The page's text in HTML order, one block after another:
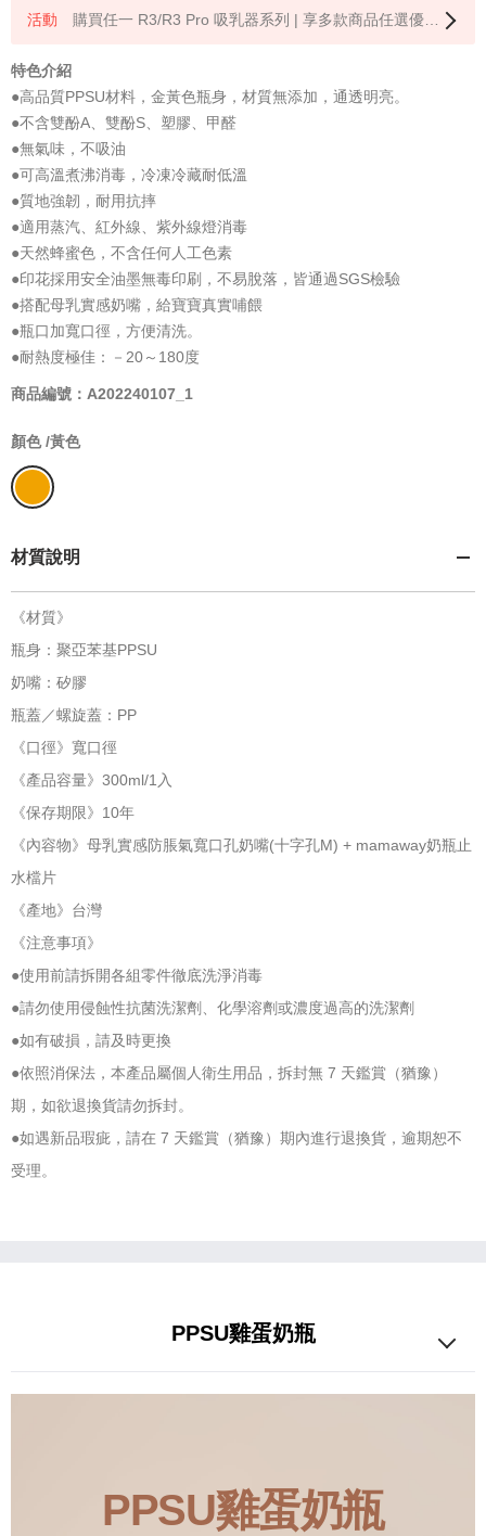
購買任一 R3/R3 Pro 吸乳器系列 | 享多款商品任選優惠加購 1 件
特色介紹
●高品質PPSU材料，金黃色瓶身，材質無添加，通透明亮。
●不含雙酚A、雙酚S、塑膠、甲醛
●無氣味，不吸油
●可高溫煮沸消毒，冷凍冷藏耐低溫
●質地強韌，耐用抗摔
●適用蒸汽、紅外線、紫外線燈消毒
●天然蜂蜜色，不含任何人工色素
●印花採用安全油墨無毒印刷，不易脫落，皆通過SGS檢驗
●搭配母乳實感奶嘴，給寶寶真實哺餵
●瓶口加寬口徑，方便清洗。
●耐熱度極佳：－20～180度
商品編號：A202240107_1
顏色 /黃色
材質說明
《材質》
瓶身：聚亞苯基PPSU
奶嘴：矽膠
瓶蓋／螺旋蓋：PP
《口徑》寬口徑
《產品容量》300ml/1入
《保存期限》10年
《內容物》母乳實感防脹氣寬口孔奶嘴(十字孔M) + mamaway奶瓶止
水檔片
《產地》台灣
《注意事項》
●使用前請拆開各組零件徹底洗淨消毒
●請勿使用侵蝕性抗菌洗潔劑、化學溶劑或濃度過高的洗潔劑
●如有破損，請及時更換
●依照消保法，本產品屬個人衛生用品，拆封無 7 天鑑賞（猶豫）
期，如欲退換貨請勿拆封。
●如遇新品瑕疵，請在 7 天鑑賞（猶豫）期內進行退換貨，逾期恕不
受理。
PPSU雞蛋奶瓶
PPSU雞蛋奶瓶